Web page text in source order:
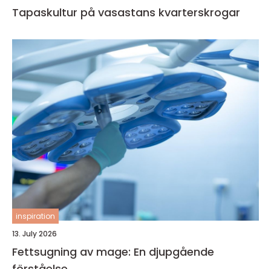
Tapaskultur på vasastans kvarterskrogar
inspiration
13. July 2026
Fettsugning av mage: En djupgående